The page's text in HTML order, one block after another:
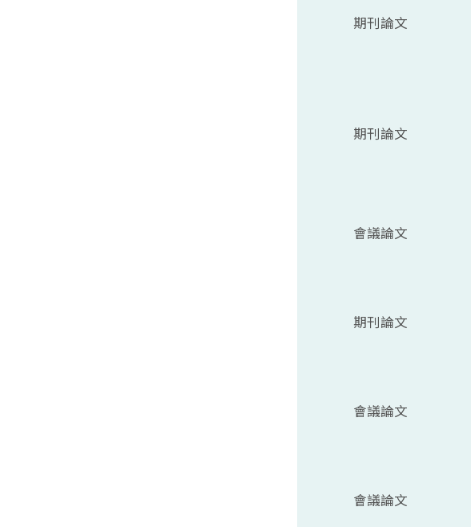
期刊論文
期刊論文
會議論文
期刊論文
會議論文
會議論文